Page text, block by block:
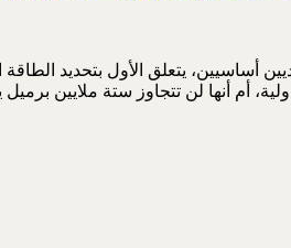
أم أنها لن تتجاوز ستة ملايين